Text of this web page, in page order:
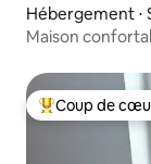
Hébergement ⋅
Maison
Coups de cœur
Coup de